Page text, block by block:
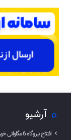
آرشیو
افتتاح نیروگاه 6 مگاواتی خورشیدی در کجور مازندران